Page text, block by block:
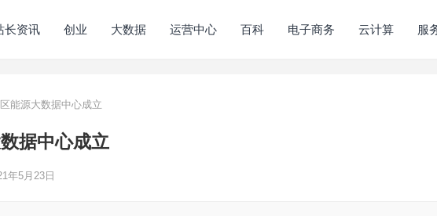
长资讯 创业 大数据 运营中心 百科 电子商务 云计算 服
能源大数据中心成立
据中心成立
年5月23日